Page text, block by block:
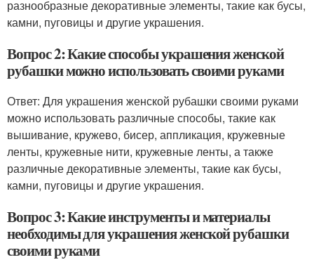
разнообразные декоративные элементы, такие как бусы,
камни, пуговицы и другие украшения.
Вопрос 2: Какие способы украшения женской
рубашки можно использовать своими руками
Ответ: Для украшения женской рубашки своими руками
можно использовать различные способы, такие как
вышивание, кружево, бисер, аппликация, кружевные
ленты, кружевные нити, кружевные ленты, а также
различные декоративные элементы, такие как бусы,
камни, пуговицы и другие украшения.
Вопрос 3: Какие инструменты и материалы
необходимы для украшения женской рубашки
своими руками